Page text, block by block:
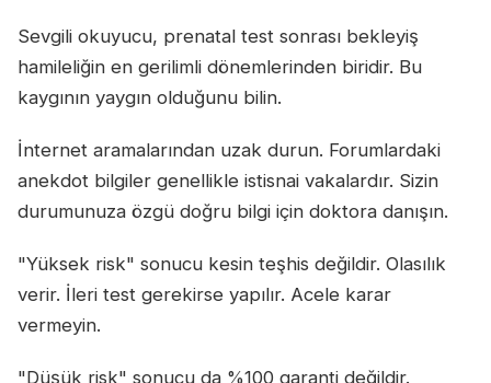
Sevgili okuyucu, prenatal test sonrası bekleyiş
hamileliğin en gerilimli dönemlerinden biridir. Bu
kaygının yaygın olduğunu bilin.
İnternet aramalarından uzak durun. Forumlardaki
anekdot bilgiler genellikle istisnai vakalardır. Sizin
durumunuza özgü doğru bilgi için doktora danışın.
"Yüksek risk" sonucu kesin teşhis değildir. Olasılık
verir. İleri test gerekirse yapılır. Acele karar
vermeyin.
"Düşük risk" sonucu da %100 garanti değildir.